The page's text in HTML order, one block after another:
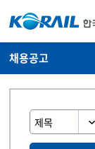
채용공고